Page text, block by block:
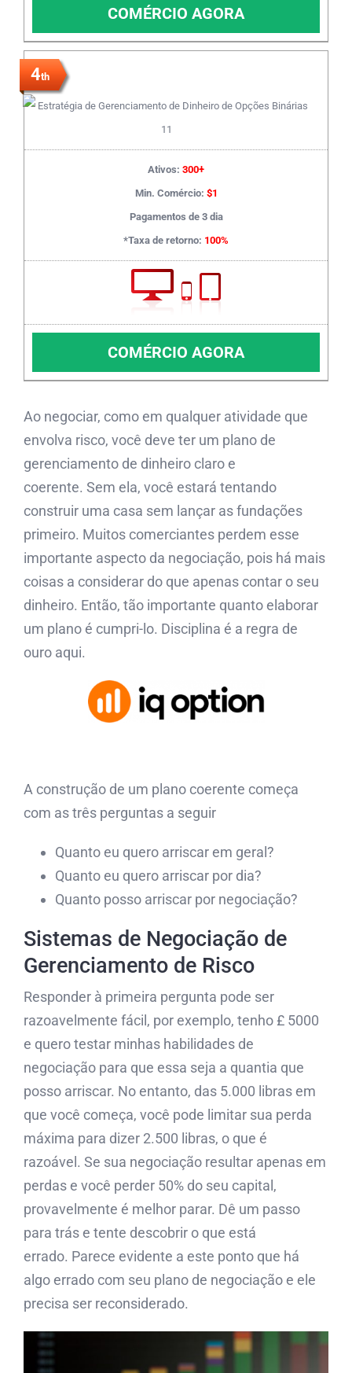
COMÉRCIO AGORA
4th
Ativos: 300+
Min. Comércio: $1
Pagamentos de 3 dia
*Taxa de retorno: 100%
COMÉRCIO AGORA
Ao negociar, como em qualquer atividade que
envolva risco, você deve ter um plano de
gerenciamento de dinheiro claro e
coerente. Sem ela, você estará tentando
construir uma casa sem lançar as fundações
primeiro. Muitos comerciantes perdem esse
importante aspecto da negociação, pois há mais
coisas a considerar do que apenas contar o seu
dinheiro. Então, tão importante quanto elaborar
um plano é cumpri-lo. Disciplina é a regra de
ouro aqui.
A construção de um plano coerente começa
com as três perguntas a seguir
Quanto eu quero arriscar em geral?
Quanto eu quero arriscar por dia?
Quanto posso arriscar por negociação?
Sistemas de Negociação de
Gerenciamento de Risco
Responder à primeira pergunta pode ser
razoavelmente fácil, por exemplo, tenho £ 5000
e quero testar minhas habilidades de
negociação para que essa seja a quantia que
posso arriscar. No entanto, das 5.000 libras em
que você começa, você pode limitar sua perda
máxima para dizer 2.500 libras, o que é
razoável. Se sua negociação resultar apenas em
perdas e você perder 50% do seu capital,
provavelmente é melhor parar. Dê um passo
para trás e tente descobrir o que está
errado. Parece evidente a este ponto que há
algo errado com seu plano de negociação e ele
precisa ser reconsiderado.